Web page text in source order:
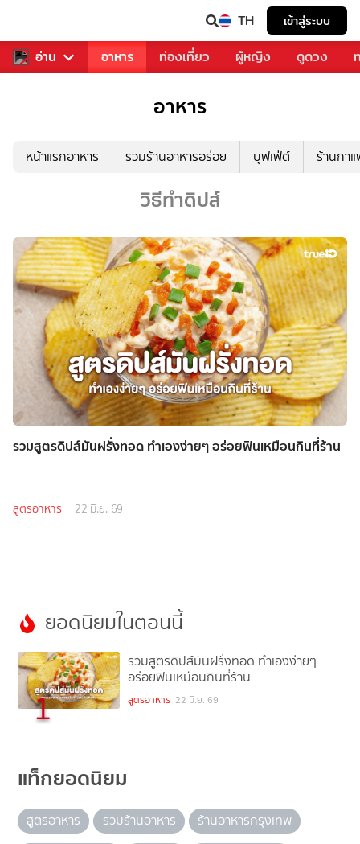
TH เข้าสู่ระบบ
อ่าน
รวงการเพลง อาหาร ท่องเที่ยว ผู้หญิง ดูดวง
อาหาร
หน้าแรกอาหาร รวมร้านอาหารอร่อย บุฟเฟ่ต์ ร้านกา
วิธีทำดิปส์
รวมสูตรดิปส์มันฝรั่งทอด ทำเองง่ายๆ อร่อยฟินเหมือนกินที่ร้าน
สูตรอาหาร 22 มิ.ย. 69
ยอดนิยมในตอนนี้
1
รวมสูตรดิปส์มันฝรั่งทอด ทำเองง่ายๆ
อร่อยฟินเหมือนกินที่ร้าน
สูตรอาหาร 22 มิ.ย. 69
แท็กยอดนิยม
สูตรอาหาร รวมร้านอาหาร
ร้านอาหารกรุงเทพ